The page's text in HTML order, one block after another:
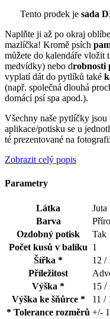
Tento prodek je sada
Naplňte ji až po okraj
mazlíčka! Kromě psích
můžete do kalendáře vložit
medvídky) nebo drobnosti
vyplatí dát do pytlíků také
(např. společná dlouhá
domácí psí spa apod.).
Všechny naše pytlíčky
aplikace/potisku se u
té prezentované na
Zobrazit celý popis
Parametry
Látka
Juta
Barva
Ozdobný potisk
Tak
Počet kusů v balíku 1
Šířka *
12 /
Příležitost
Výška *
15 /
Výška ke šňůrce *
11 /
* Tolerance rozměrů +/-